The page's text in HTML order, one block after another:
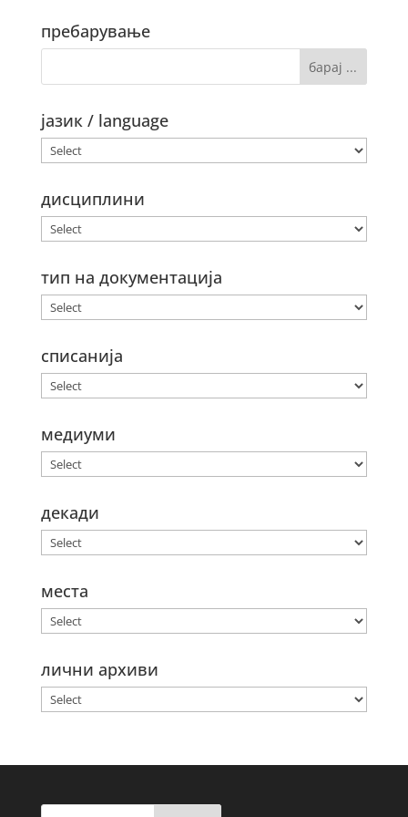
пребарување
јазик / language
дисциплини
тип на документација
списанија
медиуми
декади
места
лични архиви